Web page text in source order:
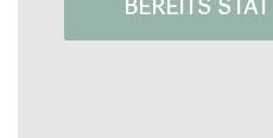
BEREITS